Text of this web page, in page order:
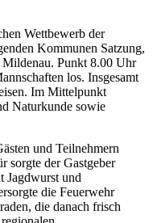
Wettbewerb der
Kommunen Satzung,
Punkt 8.00 Uhr
los. Insgesamt
Im Mittelpunkt
Naturkunde sowie
und Teilnehmern
sorgte der Gastgeber
Jagdwurst und
die Feuerwehr
die danach frisch